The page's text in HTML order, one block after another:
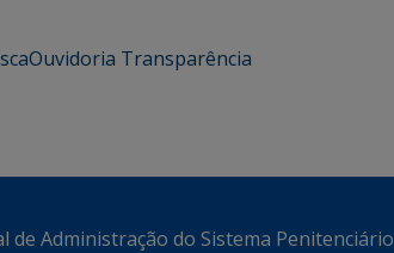
Ouvidoria Transparência
de Administração do Sistema Penitenciário